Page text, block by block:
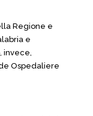
Regione e
e
invece,
Ospedaliere